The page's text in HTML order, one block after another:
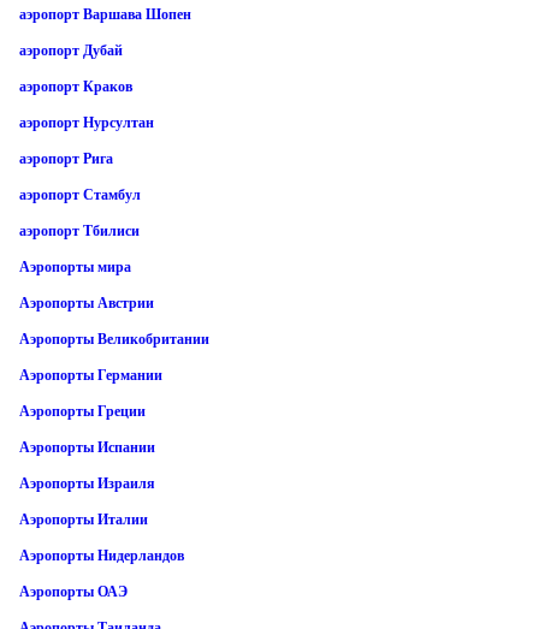
аэропорт Варшава Шопен
аэропорт Дубай
аэропорт Краков
аэропорт Нурсултан
аэропорт Рига
аэропорт Стамбул
аэропорт Тбилиси
Аэропорты мира
Аэропорты Австрии
Аэропорты Великобритании
Аэропорты Германии
Аэропорты Греции
Аэропорты Испании
Аэропорты Израиля
Аэропорты Италии
Аэропорты Нидерландов
Аэропорты ОАЭ